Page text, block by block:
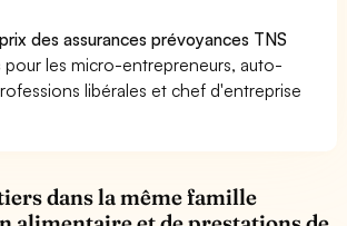
prix des assurances prévoyances TNS
pour les micro-entrepreneurs, auto-
libérales et chef d'entreprise
dans la même famille